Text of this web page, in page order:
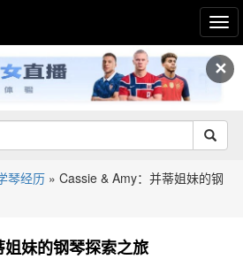
✕
琴经历 » Cassie & Amy：并蒂姐妹的钢
妹的钢琴探索之旅